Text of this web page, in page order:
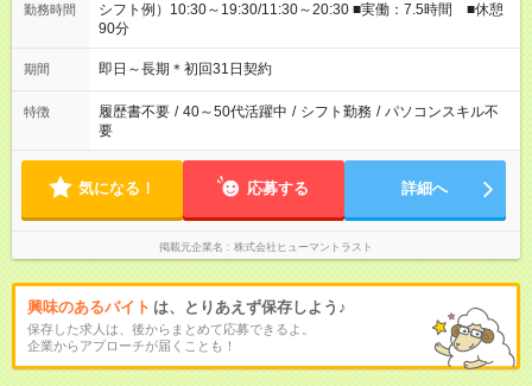
勤務時間
シフト例）10:30～19:30/11:30～20:30 ■実働：7.5時間 ■休憩
90分
期間 即日～長期＊初回31日契約
特徴 履歴書不要 / 40～50代活躍中 / シフト勤務 / パソコンスキル不
要
気になる！ 応募する 詳細へ
掲載元企業名 株式会社ヒューマントラスト
興味のあるバイト は、とりあえず保存しよう♪
保存した求人は、後からまとめて応募できるよ。
企業からアプローチが届くことも！